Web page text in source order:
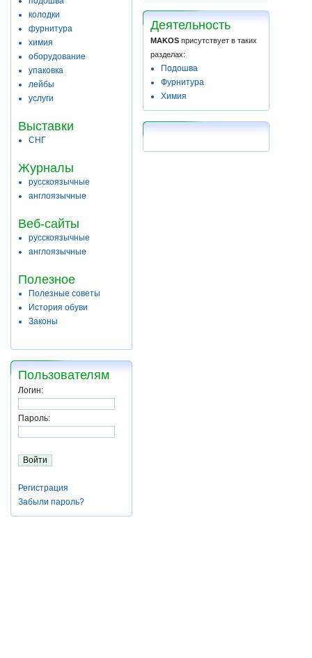
колодки
фурнитура
химия
оборудование
упаковка
лейбы
услуги
Выставки
СНГ
Журналы
русскоязычные
англоязычные
Веб-сайты
русскоязычные
англоязычные
Полезное
Полезные советы
История обуви
Законы
Пользователям
Логин:
Пароль:
Регистрация
Забыли пароль?
Деятельность
MAKOS присутствует в таких
разделах:
Подошва
Фурнитура
Химия